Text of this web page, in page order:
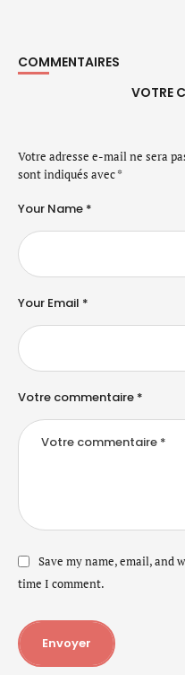
COMMENTAIRES
VOTRE
Votre adresse e-mail ne sera
sont indiqués avec*
Votre commentaire *
Your Name *
Your Email *
Save my name, email, and
time I comment.
Envoyer